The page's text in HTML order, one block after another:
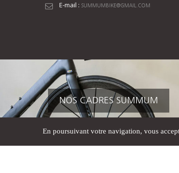
E-mail : SUMMUMBIKE@GMAIL.COM
NOS CADRES SUMMUM
En poursuivant votre navigation, vous